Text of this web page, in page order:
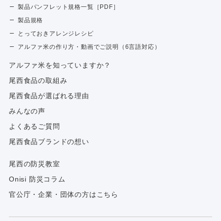
製品パンフレット規格一覧［PDF］
製品規格
とっておきアレンジレシピ
アルファ米の作り方・動画でご説明（6言語対応）
アルファ⽶を知っていますか？
尾西食品の取組み
尾西食品が選ばれる理由
みんなの声
よくあるご質問
尾西食品ブランドの想い
尾西の防災教室
Onisi 防災コラム
官公庁・企業・団体の方はこちら